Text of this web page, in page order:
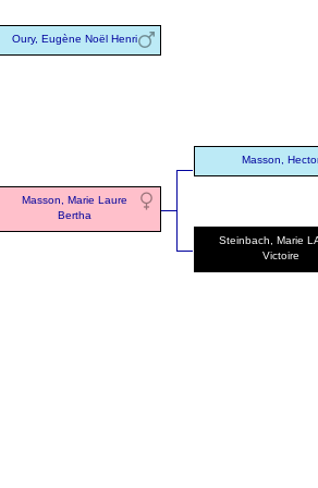
Oury, Eugène Noël Henri
Masson, Marie Laure
Bertha
Masson,
Steinbach, Marie
Victoire